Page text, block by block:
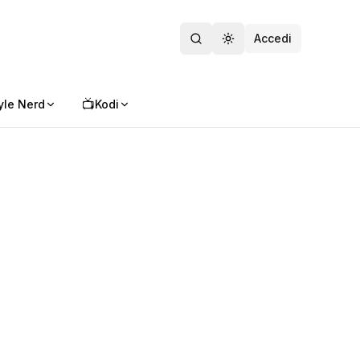
Toggle theme
Accedi
Nerd 📺Kodi